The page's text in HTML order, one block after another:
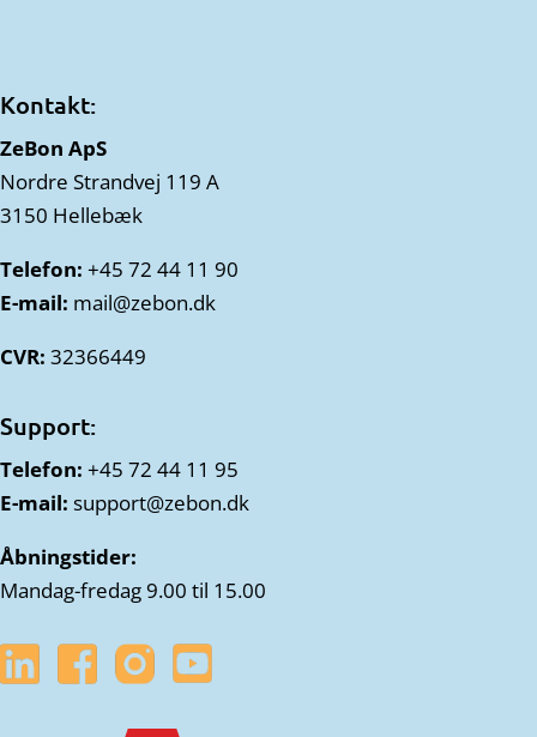
Kontakt:
ZeBon ApS
Nordre Strandvej 119 A
3150 Hellebæk
Telefon: +45 72 44 11 90
E-mail: mail@zebon.dk
CVR: 32366449
Support:
Telefon: +45 72 44 11 95
E-mail: support@zebon.dk
Åbningstider:
Mandag-fredag 9.00 til 15.00